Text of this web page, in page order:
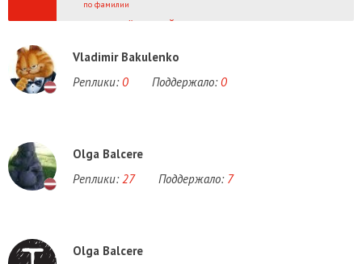
по фамилии
Ё Й
Vladimir Bakulenko
Реплики: 0 Поддержало: 0
Olga Balcere
Реплики: 27 Поддержало: 7
Olga Balcere